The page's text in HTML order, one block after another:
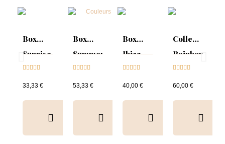
Box
Sunrise
Collection
& Tips

33,33 €
Box
Summer
Mood :
ON
Collection

53,33 €
Box
Ibiza
Collection
& Tips

40,00 €
Collection
Rainbow
Tips &
nuancier

60,00 €